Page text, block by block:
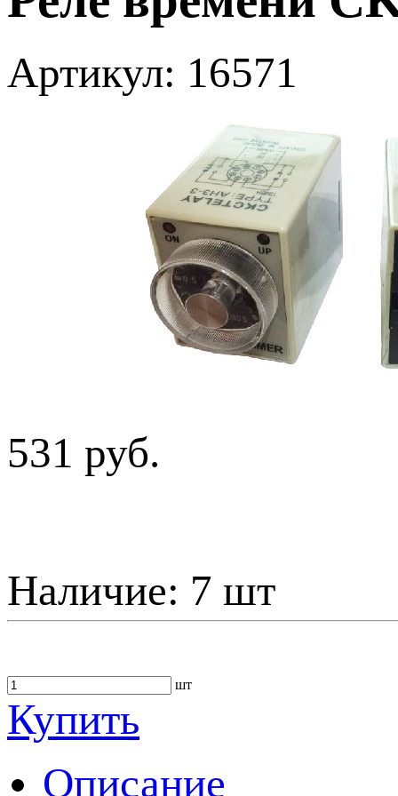
Артикул: 16571
531 руб.
Наличие: 7 шт
шт
Купить
Описание